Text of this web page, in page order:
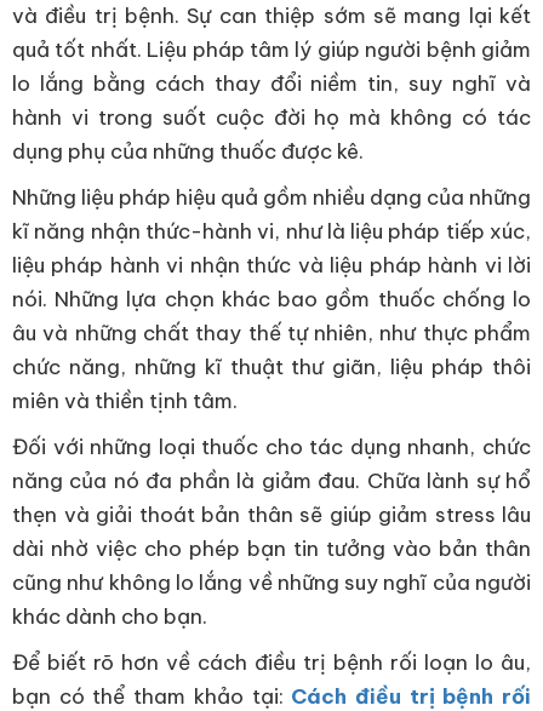
và điều trị bệnh. Sự can thiệp sớm sẽ mang lại kết
quả tốt nhất. Liệu pháp tâm lý giúp người bệnh giảm
lo lắng bằng cách thay đổi niềm tin, suy nghĩ và
hành vi trong suốt cuộc đời họ mà không có tác
dụng phụ của những thuốc được kê.
Những liệu pháp hiệu quả gồm nhiều dạng của những
kĩ năng nhận thức-hành vi, như là liệu pháp tiếp xúc,
liệu pháp hành vi nhận thức và liệu pháp hành vi lời
nói. Những lựa chọn khác bao gồm thuốc chống lo
âu và những chất thay thế tự nhiên, như thực phẩm
chức năng, những kĩ thuật thư giãn, liệu pháp thôi
miên và thiền tịnh tâm.
Đối với những loại thuốc cho tác dụng nhanh, chức
năng của nó đa phần là giảm đau. Chữa lành sự hổ
thẹn và giải thoát bản thân sẽ giúp giảm stress lâu
dài nhờ việc cho phép bạn tin tưởng vào bản thân
cũng như không lo lắng về những suy nghĩ của người
khác dành cho bạn.
Để biết rõ hơn về cách điều trị bệnh rối loạn lo âu,
bạn có thể tham khảo tại: Cách điều trị bệnh rối